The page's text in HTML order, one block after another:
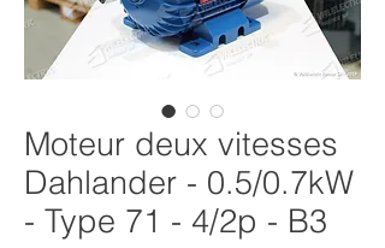
Moteur deux vitesses
Dahlander - 0.5/0.7kW
- Type 71 - 4/2p - B3